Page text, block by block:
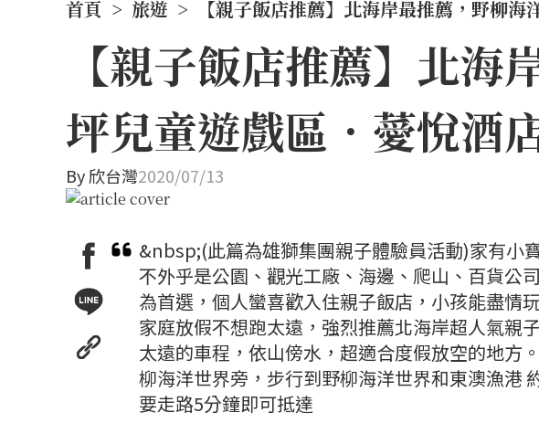
首頁 > 旅遊 > 【親子飯店推薦】北海岸最推薦，野柳
【親子飯店推薦】北
坪兒童遊戲區．薆悅酒
By欣台灣2020/07/13
&nbsp;(此篇為雄獅集團親子體驗員活動)家有小
不外乎是公園、觀光工廠、海邊、爬山、百貨公
為首選，個人蠻喜歡入住親子飯店，小孩能盡情
家庭放假不想跑太遠，強烈推薦北海岸超人氣親
太遠的車程，依山傍水，超適合度假放空的地方
柳海洋世界旁，步行到野柳海洋世界和東澳漁港
要走路5分鐘即可抵達